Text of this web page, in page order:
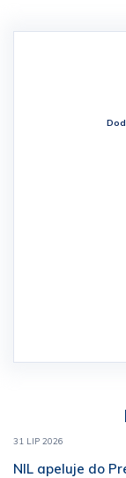
31 LIP 2026
NIL apeluje do